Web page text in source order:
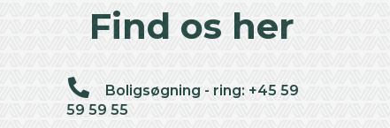
Find os her
Boligsøgning - ring: +45 59
59 59 55